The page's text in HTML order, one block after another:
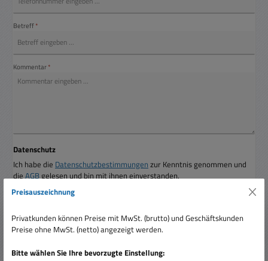
Betreff*
Kommentar*
Datenschutz
Ich habe die Datenschutzbestimmungen zur Kenntnis genommen und
dieAGBgelesen und bin mit ihnen einverstanden.
Die mit einem Stern (*) markierten Felder sind Pflichtfelder.
Abschicken
Preisauszeichnung
Privatkunden können Preise mit MwSt. (brutto) und Geschäftskunden
Preise ohne MwSt. (netto) angezeigt werden.
Bitte wählen Sie Ihre bevorzugte Einstellung: